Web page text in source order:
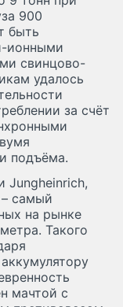
900
быть
ионными
свинцово-
удалось
за счёт
подъёма.
Jungheinrich,
– самый
на рынке
Такого
мачтой с